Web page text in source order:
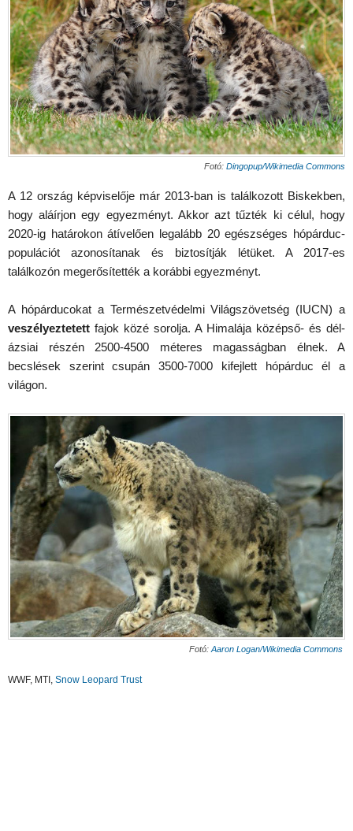
Fotó: Dingopup/Wikimedia Commons
A 12 ország képviselője már 2013-ban is találkozott Biskekben,
hogy aláírjon egy egyezményt. Akkor azt tűzték ki célul, hogy
2020-ig határokon átívelően legalább 20 egészséges hópárduc-
populációt azonosítanak és biztosítják létüket. A 2017-es
találkozón megerősítették a korábbi egyezményt.
A hópárducokat a Természetvédelmi Világszövetség (IUCN) a
veszélyeztetett fajok közé sorolja. A Himalája középső- és dél-
ázsiai részén 2500-4500 méteres magasságban élnek. A
becslések szerint csupán 3500-7000 kifejlett hópárduc él a
világon.
Fotó: Aaron Logan/Wikimedia Commons
WWF, MTI, Snow Leopard Trust